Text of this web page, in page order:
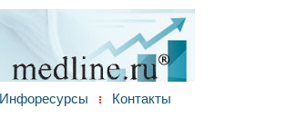
Инфоресурсы Контакты